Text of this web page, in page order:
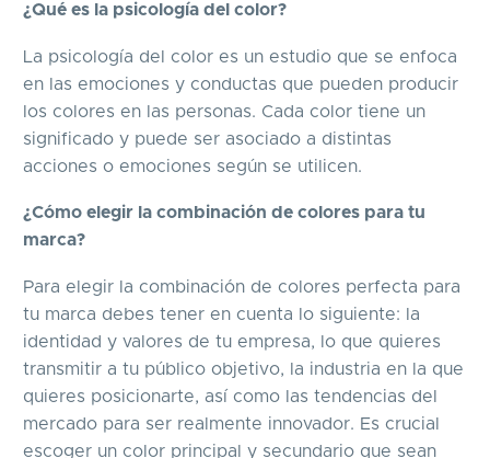
¿Qué es la psicología del color?
La psicología del color es un estudio que se enfoca
en las emociones y conductas que pueden producir
los colores en las personas. Cada color tiene un
significado y puede ser asociado a distintas
acciones o emociones según se utilicen.
¿Cómo elegir la combinación de colores para tu
marca?
Para elegir la combinación de colores perfecta para
tu marca debes tener en cuenta lo siguiente: la
identidad y valores de tu empresa, lo que quieres
transmitir a tu público objetivo, la industria en la que
quieres posicionarte, así como las tendencias del
mercado para ser realmente innovador. Es crucial
escoger un color principal y secundario que sean